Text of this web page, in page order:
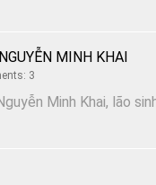
MINH KHAI
3
Minh Khai, lão